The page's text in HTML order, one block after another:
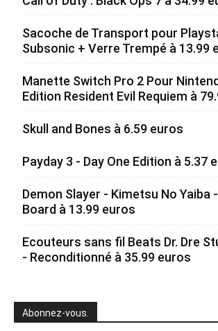
Sacoche de Transport pour
Subsonic + Verre Trempé à 13.99
Manette Switch Pro 2 Pour
Edition Resident Evil Requiem à
Skull and Bones à 6.59 euros
Payday 3 - Day One Edition à 5.37
Demon Slayer - Kimetsu No Yaiba
Board à 13.99 euros
Ecouteurs sans fil Beats Dr. Dre
- Reconditionné à 35.99 euros
Abonnez-vous.